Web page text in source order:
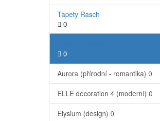
Tapety Rasch
0
0
Aurora (přírodní - romantika) 0
ELLE decoration 4 (moderní) 0
Elysium (design) 0